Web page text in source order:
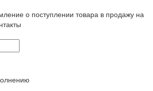
о поступлении товара в продажу на